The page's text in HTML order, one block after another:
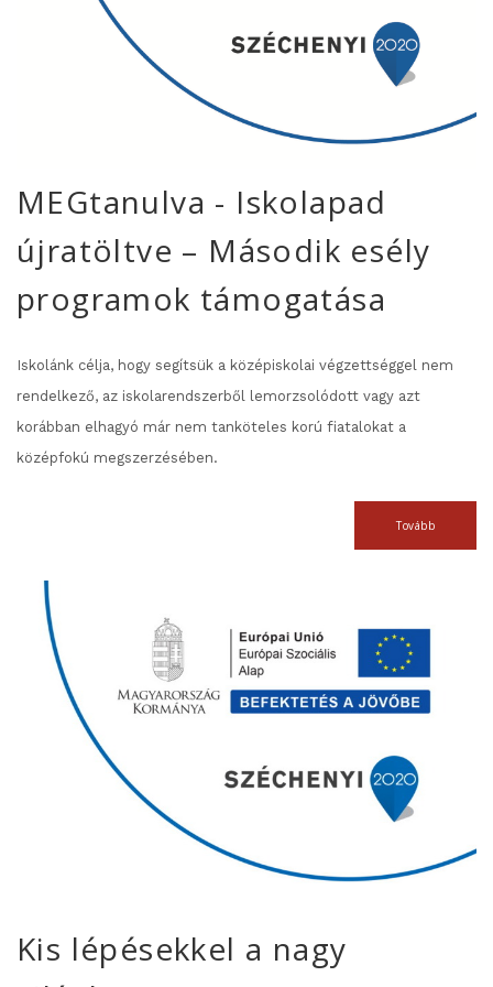
MEGtanulva - Iskolapad
újratöltve – Második esély
programok támogatása
Iskolánk célja, hogy segítsük a középiskolai végzettséggel nem
rendelkező, az iskolarendszerből lemorzsolódott vagy azt
korábban elhagyó már nem tanköteles korú fiatalokat a
középfokú megszerzésében.
Tovább
Kis lépésekkel a nagy